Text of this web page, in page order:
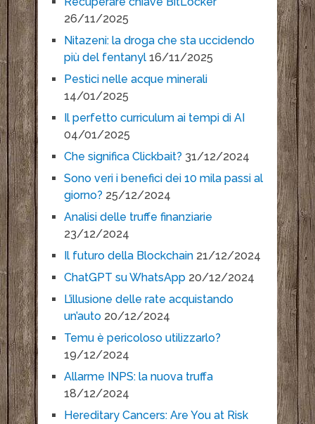
26/11/2025
Nitazeni: la droga che sta uccidendo
più del fentanyl 16/11/2025
Pestici nelle acque minerali
14/01/2025
Il perfetto curriculum ai tempi di AI
04/01/2025
Che significa Clickbait? 31/12/2024
Sono veri i benefici dei 10 mila passi al
giorno? 25/12/2024
Analisi delle truffe finanziarie
23/12/2024
Il futuro della Blockchain 21/12/2024
ChatGPT su WhatsApp 20/12/2024
L’illusione delle rate acquistando
un’auto 20/12/2024
Temu è pericoloso utilizzarlo?
19/12/2024
Allarme INPS: la nuova truffa
18/12/2024
Hereditary Cancers: Are You at Risk